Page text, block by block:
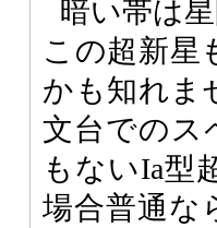
暗い帯は
この超新星
かも知れま
文台でのス
もないIa型
場合普通な